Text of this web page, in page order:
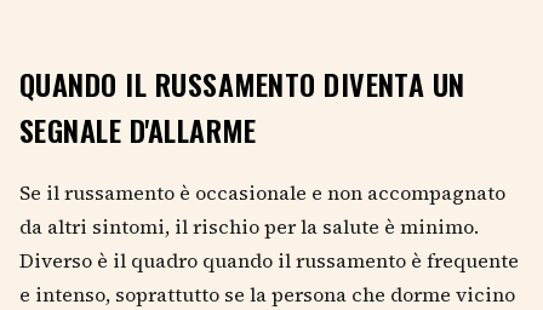
QUANDO IL RUSSAMENTO DIVENTA UN
SEGNALE D'ALLARME
Se il russamento è occasionale e non accompagnato
da altri sintomi, il rischio per la salute è minimo.
Diverso è il quadro quando il russamento è frequente
e intenso, soprattutto se la persona che dorme vicino